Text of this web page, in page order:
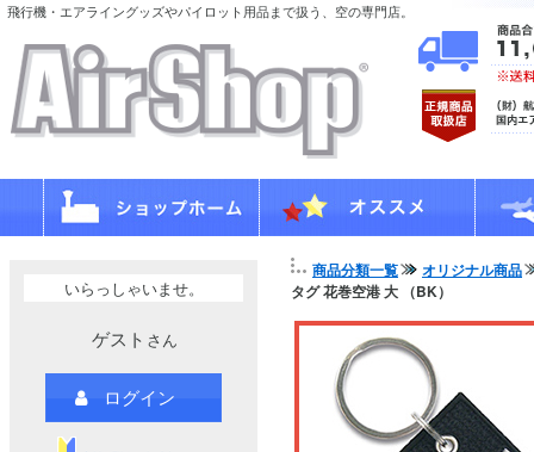
飛行機・エアライングッズやパイロット用品まで扱う、空の専門店。
いらっしゃいませ。
ゲスト さん
ログイン
商品分類一覧
オリジナル商品
タグ 花巻空港 大 （BK）